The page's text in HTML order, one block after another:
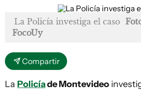
La Policía investiga el caso
FocoUy
Compartir
La Policíade Montevideo